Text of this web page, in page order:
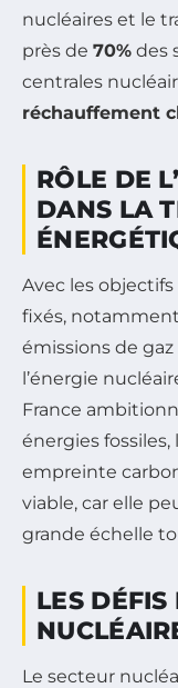
nucléaires et le
près de 70% des
centrales
réchauffement
RÔLE DE
DANS LA
Avec les
fixés,
émissions de gaz
l’énergie
France
énergies fossiles,
empreinte
viable, car elle
grande échelle
LES DÉFIS
Le secteur